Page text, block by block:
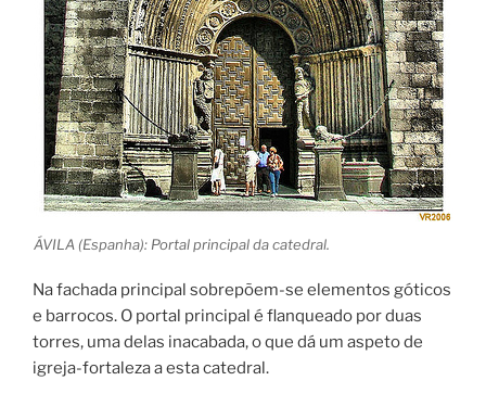
ÁVILA (Espanha): Portal principal da catedral.
Na fachada principal sobrepõem-se elementos góticos
e barrocos. O portal principal é flanqueado por duas
torres, uma delas inacabada, o que dá um aspeto de
igreja-fortaleza a esta catedral.